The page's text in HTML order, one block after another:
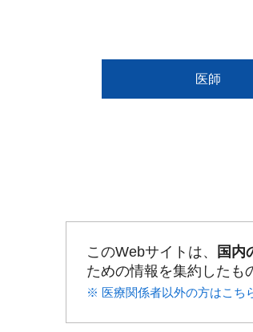
医師
このWebサイトは、 国内
ための情報を集約したも
※ 医療関係者以外の方はこち